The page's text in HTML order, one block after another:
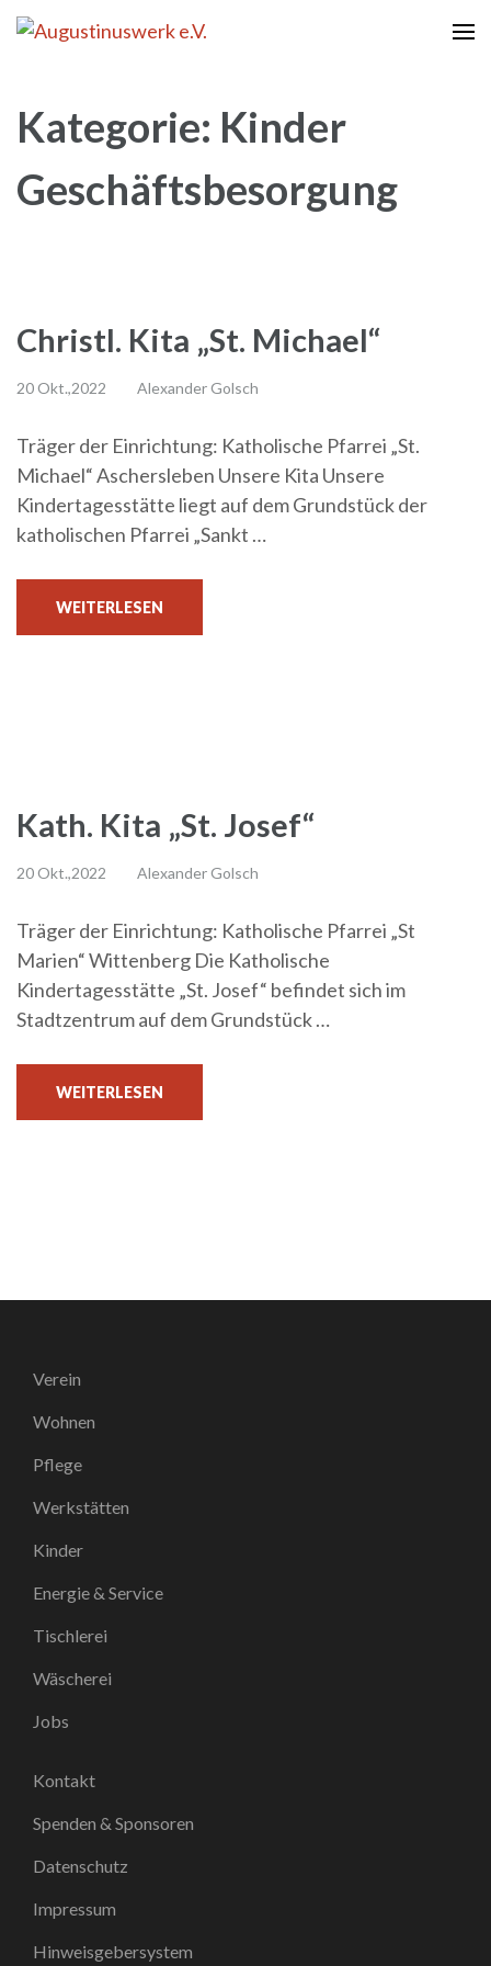
Zum
Inhalt
drücken)
Kategorie: Kinder
Geschäftsbesorgung
Christl. Kita „St. Michael“
20 Okt.,2022 Alexander Golsch
Träger der Einrichtung: Katholische Pfarrei „St.
Michael“ Aschersleben Unsere Kita Unsere
Kindertagesstätte liegt auf dem Grundstück der
katholischen Pfarrei „Sankt …
WEITERLESEN
Kath. Kita „St. Josef“
20 Okt.,2022 Alexander Golsch
Träger der Einrichtung: Katholische Pfarrei „St
Marien“ Wittenberg Die Katholische
Kindertagesstätte „St. Josef“ befindet sich im
Stadtzentrum auf dem Grundstück …
WEITERLESEN
Verein
Wohnen
Pflege
Werkstätten
Kinder
Energie & Service
Tischlerei
Wäscherei
Jobs
Kontakt
Spenden & Sponsoren
Datenschutz
Impressum
Hinweisgebersystem